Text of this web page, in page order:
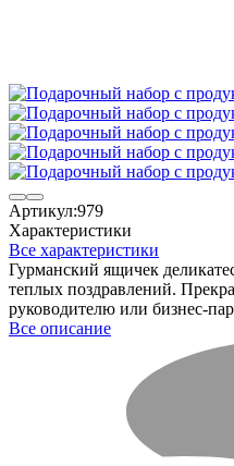
Артикул:979
Характеристики
Все характеристики
​Гурманский ящичек
теплых поздравлений.
руководителю или бизнес-
Все описание